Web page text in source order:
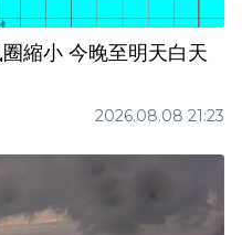
縮小 今晚至明天白天
2026.08.08 21:23